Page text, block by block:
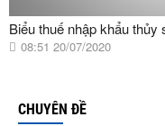
Biểu thuế nhập khẩu
08:51 20/07/2020
CHUYÊN ĐỀ